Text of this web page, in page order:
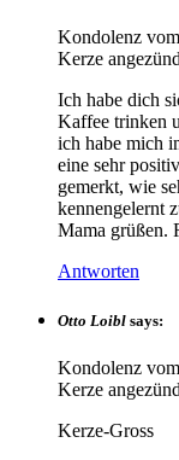
Kondolenz vom
Kerze
Ich habe dich
Kaffee trinken
ich habe mich
eine sehr
gemerkt, wie
kennengelernt
Mama grüßen.
Antworten
Otto Loibl says:
Kondolenz vom
Kerze
Kerze-Gross